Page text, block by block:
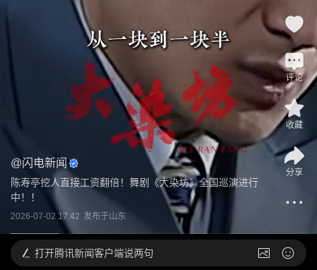
@闪电新闻
陈寿亭挖人直接工资翻倍！舞剧《大染坊》全国巡演进行
中！！
2026-07-02 17:42 发布于山东
评论
收藏
分享
打开腾讯新闻客户端说两句